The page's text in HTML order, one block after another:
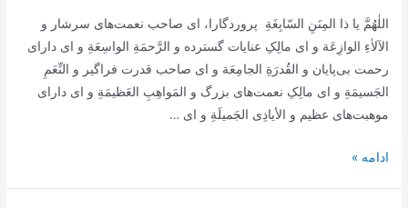
اللٰهُمَّ يا ذا المِنَنِ السّابِغَةِ پروردگارا، ای صاحب نعمت‌های سرشار و
الآلاٰءِ الوازِعَة و ای مالِکِ عنایات گسترده و الرَّحمَةِ الواسِعَةِ و ای دارای
رحمت بی‌پایان و القُدرَةِ الجامِعَة و ای صاحب قدرت فراگیر و النِّعَمِ
الجَسيمَةِ و ای مالِکِ نعمت‌های بزرگ و المَواهِبِ العَظيمَةِ و ای دارای
موهبت‌های عظیم و الأيادِى الجَميلَةِ و ای …
ادعیۀ
ادامه »